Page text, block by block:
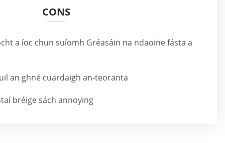
CONS
a íoc chun suíomh Gréasáin na ndaoine fásta a
an ghné cuardaigh an-teoranta
bréige sách annoying